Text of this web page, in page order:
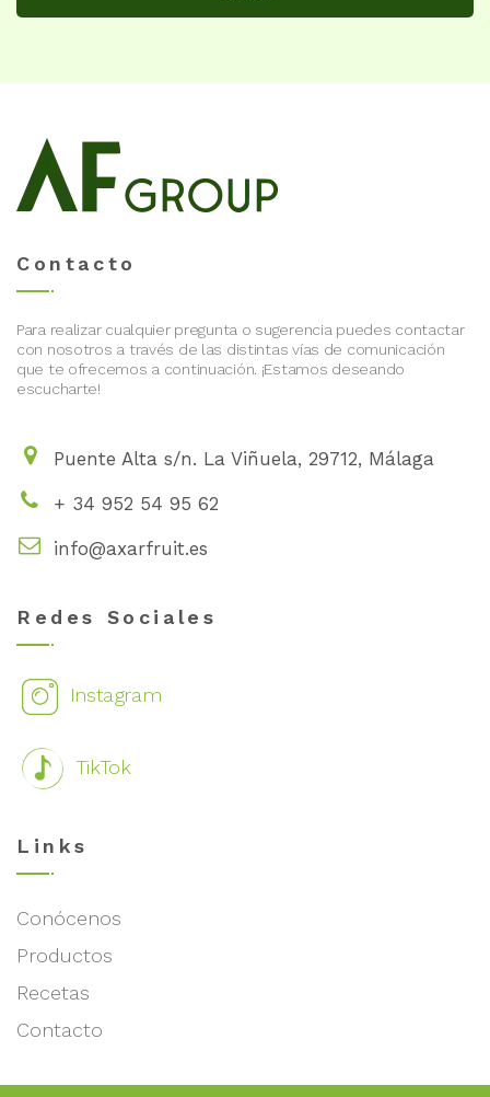
Contacto
Para realizar cualquier pregunta o sugerencia puedes contactar
con nosotros a través de las distintas vías de comunicación
que te ofrecemos a continuación. ¡Estamos deseando
escucharte!
Puente Alta s/n. La Viñuela, 29712, Málaga
+ 34 952 54 95 62
info@axarfruit.es
Redes Sociales
Instagram
TikTok
Links
Conócenos
Productos
Recetas
Contacto